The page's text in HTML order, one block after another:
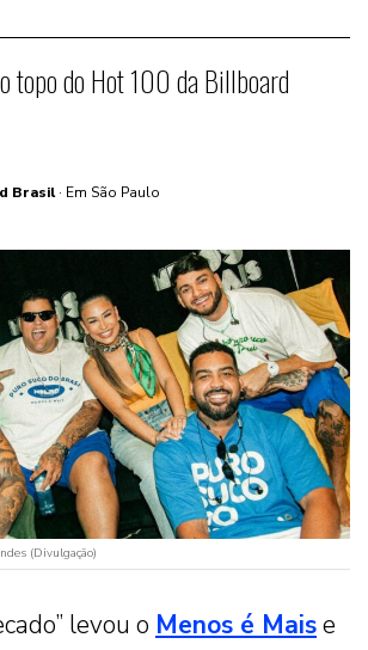
topo do Hot 100 da Billboard
Brasil · Em São Paulo
(Divulgação)
levou o Menos é Maise